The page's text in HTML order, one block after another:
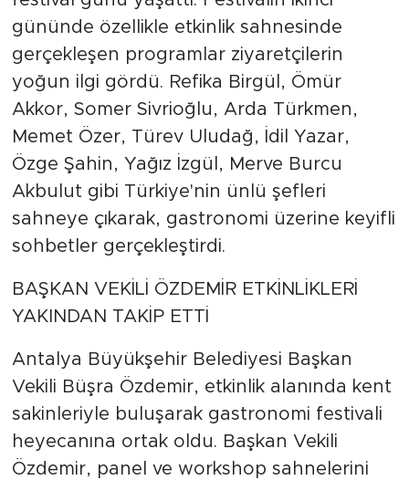
gününde özellikle etkinlik sahnesinde
gerçekleşen programlar ziyaretçilerin
yoğun ilgi gördü. Refika Birgül, Ömür
Akkor, Somer Sivrioğlu, Arda Türkmen,
Memet Özer, Türev Uludağ, İdil Yazar,
Özge Şahin, Yağız İzgül, Merve Burcu
Akbulut gibi Türkiye'nin ünlü şefleri
sahneye çıkarak, gastronomi üzerine keyifli
sohbetler gerçekleştirdi.
BAŞKAN VEKİLİ ÖZDEMİR ETKİNLİKLERİ
YAKINDAN TAKİP ETTİ
Antalya Büyükşehir Belediyesi Başkan
Vekili Büşra Özdemir, etkinlik alanında kent
sakinleriyle buluşarak gastronomi festivali
heyecanına ortak oldu. Başkan Vekili
Özdemir, panel ve workshop sahnelerini